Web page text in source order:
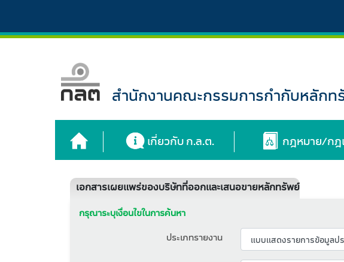
สำนักงานคณะกรรมการกำกับหลัก
เกี่ยวกับ ก.ล.ต. กฎหมาย/ก
เอกสารเผยแพร่ของบริษัทที่ออกและเสนอขายหลักทรัพย์
กรุณาระบุเงื่อนไขในการค้นหา
ประเภทรายงาน